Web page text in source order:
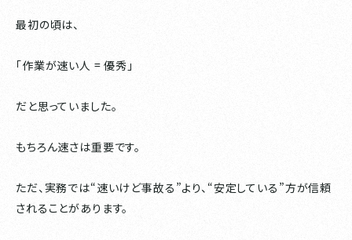
最初の頃は、
「作業が速い人 = 優秀」
だと思っていました。
もちろん速さは重要です。
ただ、実務では“速いけど事故る”より、“安定している”方が信頼
されることがあります。